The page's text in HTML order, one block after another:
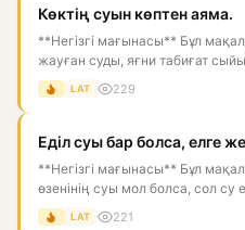
Көктің суын көптен аяма.
**Негізгі мағынасы** Бұл
жауған суды, яғни табиғат
пайдаланудан...
LAT 229
Еділ суы бар болса, елге
**Негізгі мағынасы** Бұл
өзенінің суы мол болса, сол су
Ас...
LAT 221